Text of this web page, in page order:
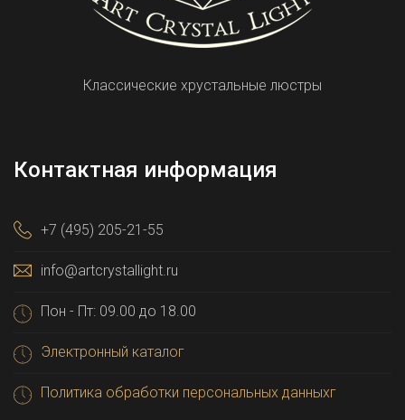
Классические хрустальные люстры
Контактная информация
+7 (495) 205-21-55
info@artcrystallight.ru
Пон - Пт: 09.00 до 18.00
Электронный каталог
Политика обработки персональных данныхг